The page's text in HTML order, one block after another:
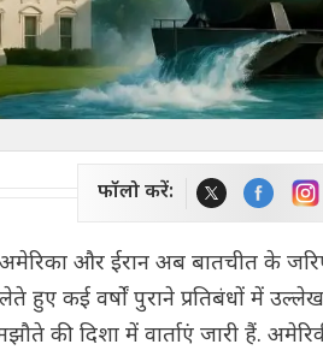
फॉलो करें:
और ईरान अब बातचीत के
हुए कई वर्षों पुराने प्रतिबंधों में
की दिशा में वार्ताएं जारी हैं.